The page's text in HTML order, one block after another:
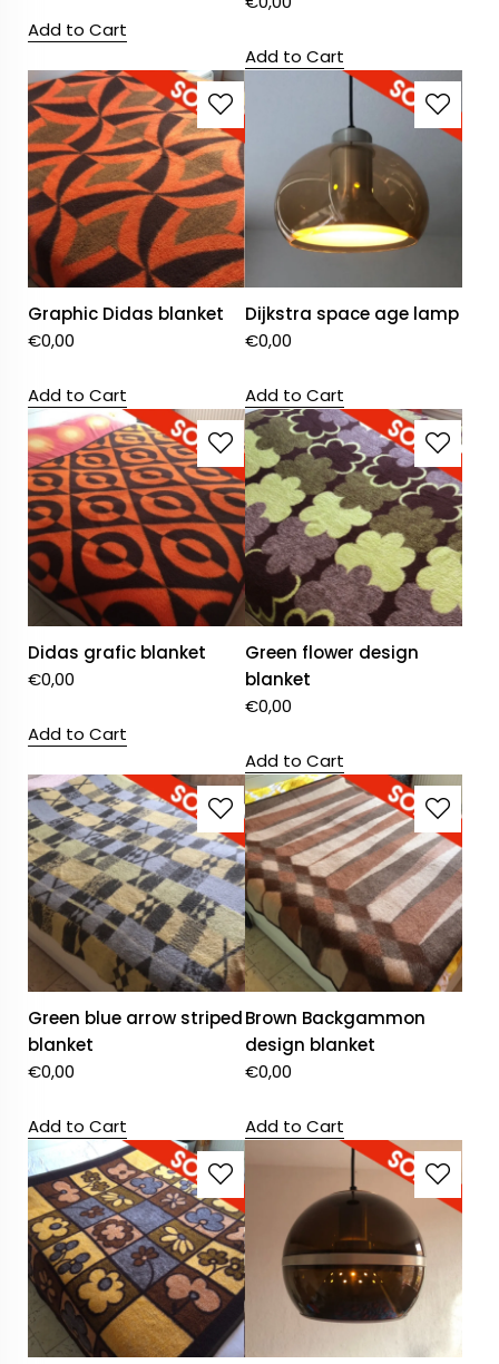
Add to Cart
Add to Cart
Graphic Didas blanket
€0,00
Add to Cart
Dijkstra space age lamp
€0,00
Add to Cart
Didas grafic blanket
€0,00
Add to Cart
Green flower design
blanket
€0,00
Add to Cart
Green blue arrow striped
blanket
€0,00
Add to Cart
Brown Backgammon
design blanket
€0,00
Add to Cart